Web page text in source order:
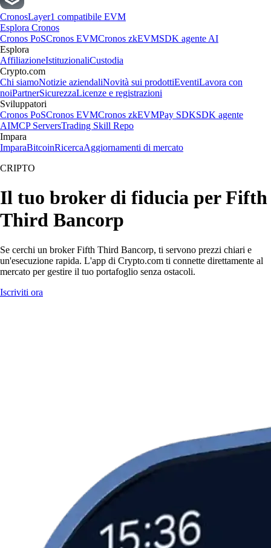
CronosLayer1 compatibile EVM
Esplora Cronos
Cronos PoSCronos EVMCronos zkEVMSDK agente AI
Esplora
AffiliazioneIstituzionaliCustodia
Crypto.com
Chi siamoNotizie aziendaliNovità sui prodottiEventiLavora con
noiPartnerSicurezzaLicenze e registrazioni
Sviluppatori
Cronos PoSCronos EVMCronos zkEVMPay SDKSDK agente
AIMCP ServersTrading Skill Repo
Impara
ImparaBitcoinRicercaAggiornamenti di mercato
CRIPTO
Il tuo broker di fiducia per Fifth
Third Bancorp
Se cerchi un broker Fifth Third Bancorp, ti servono prezzi chiari e
un'esecuzione rapida. L'app di Crypto.com ti connette direttamente al
mercato per gestire il tuo portafoglio senza ostacoli.
Iscriviti ora